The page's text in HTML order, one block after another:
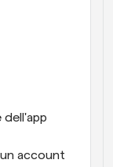
dell'app
account